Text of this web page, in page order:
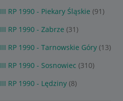
III RP 1990 - Piekary Śląskie (91)
III RP 1990 - Zabrze (31)
III RP 1990 - Tarnowskie Góry (13)
III RP 1990 - Sosnowiec (310)
III RP 1990 - Lędziny (8)